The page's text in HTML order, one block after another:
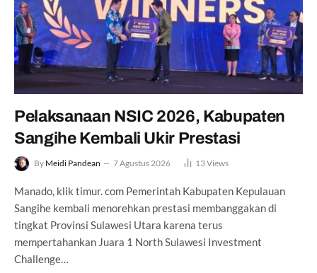
Pelaksanaan NSIC 2026, Kabupaten
Sangihe Kembali Ukir Prestasi
By Meidi Pandean 7 Agustus 2026 13Views
Manado, klik timur. com Pemerintah Kabupaten Kepulauan
Sangihe kembali menorehkan prestasi membanggakan di
tingkat Provinsi Sulawesi Utara karena terus
mempertahankan Juara 1 North Sulawesi Investment
Challenge…